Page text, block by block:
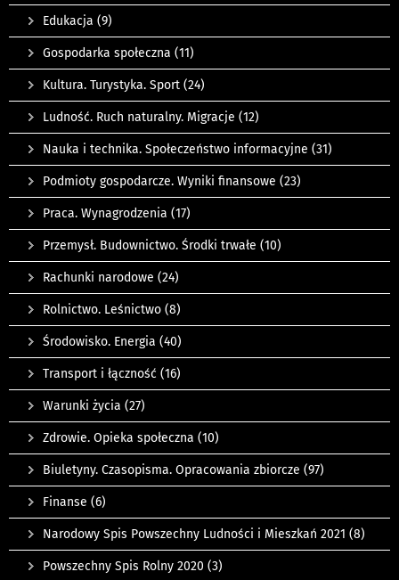
Edukacja (9)
Gospodarka społeczna (11)
Kultura. Turystyka. Sport (24)
Ludność. Ruch naturalny. Migracje (12)
Nauka i technika. Społeczeństwo informacyjne (31)
Podmioty gospodarcze. Wyniki finansowe (23)
Praca. Wynagrodzenia (17)
Przemysł. Budownictwo. Środki trwałe (10)
Rachunki narodowe (24)
Rolnictwo. Leśnictwo (8)
Środowisko. Energia (40)
Transport i łączność (16)
Warunki życia (27)
Zdrowie. Opieka społeczna (10)
Biuletyny. Czasopisma. Opracowania zbiorcze (97)
Finanse (6)
Narodowy Spis Powszechny Ludności i Mieszkań 2021 (8)
Powszechny Spis Rolny 2020 (3)